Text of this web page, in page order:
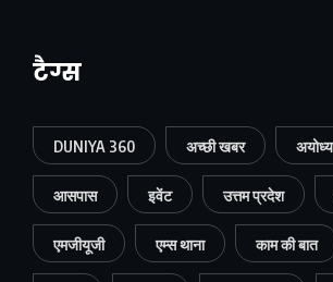
टैग्स
DUNIYA 360 अच्छी खबर
आसपास इवेंट उत्तम प्रदेश
एमजीयूजी एम्स थाना काम की बात